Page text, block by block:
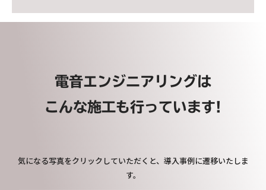
電音エンジニアリングは
こんな施工も行っています!
気になる写真をクリックしていただくと、導入事例に遷移いたしま
す。